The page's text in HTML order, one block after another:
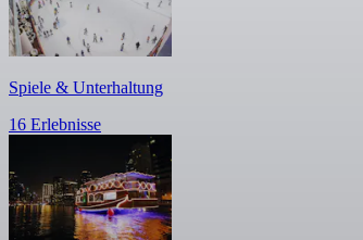
Spiele & Unterhaltung
16 Erlebnisse